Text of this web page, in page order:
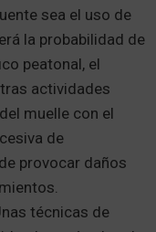
sea el uso de
la probabilidad de
peatonal, el
actividades
muelle con el
de
provocar daños
técnicas de